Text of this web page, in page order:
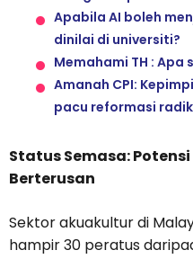
Apabila AI boleh
dinilai di universiti?
Memahami TH :
Amanah CPI:
pacu reformasi
Status Semasa:
Berterusan
Sektor akuakultur di
hampir 30 peratus